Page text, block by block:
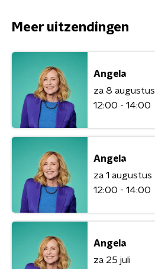
Meer uitzendingen
Angela
za 8 augustus
12:00 - 14:00
Angela
za 1 augustus
12:00 - 14:00
Angela
za 25 juli